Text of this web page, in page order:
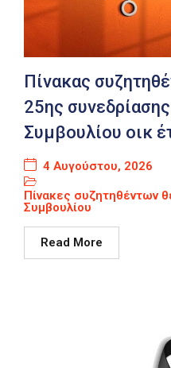
Πίνακας
25ης
Συμβουλίου οικ
4 Αυγούστου, 2026
Πίνακες συζητηθέντων
Συμβουλίου
Read More